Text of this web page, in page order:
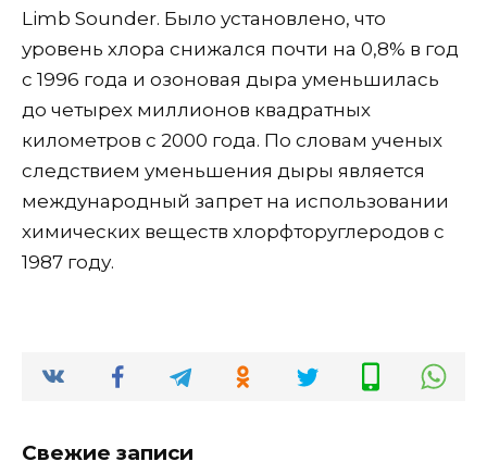
Limb Sounder. Было установлено, что
уровень хлора снижался почти на 0,8% в год
с 1996 года и озоновая дыра уменьшилась
до четырех миллионов квадратных
километров с 2000 года. По словам ученых
следствием уменьшения дыры является
международный запрет на использовании
химических веществ хлорфторуглеродов с
1987 году.
Свежие записи